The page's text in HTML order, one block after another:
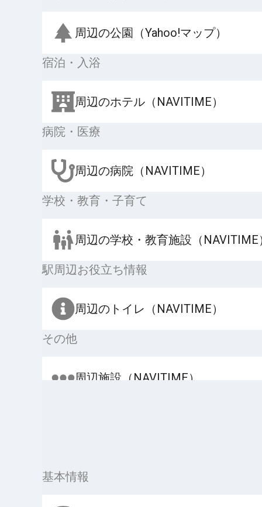
周辺の公園（Yahoo!マップ）
宿泊・入浴
周辺のホテル（NAVITIME）
病院・医療
周辺の病院（NAVITIME）
学校・教育・子育て
周辺の学校・教育施設（NAVITIME
駅周辺お役立ち情報
周辺のトイレ（NAVITIME）
その他
周辺施設（NAVITIME）
基本情報